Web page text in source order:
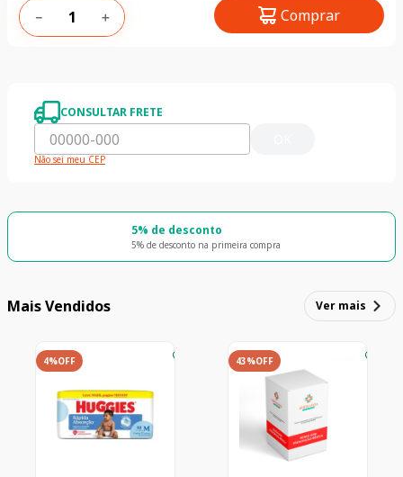
＋
－ Comprar
CONSULTAR FRETE
Não sei meu CEP
5% de desconto
5% de desconto na primeira compra
Mais Vendidos Ver mais
4%OFF 43%OFF